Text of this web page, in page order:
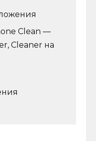
Clean —
Cleaner на